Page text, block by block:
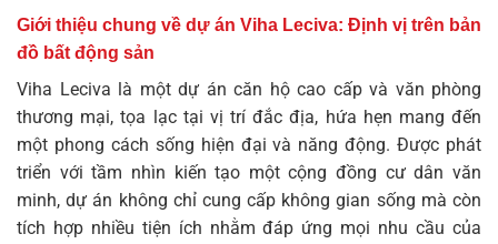
Giới thiệu chung về dự án Viha Leciva: Định vị trên bản
đồ bất động sản
Viha Leciva là một dự án căn hộ cao cấp và văn phòng
thương mại, tọa lạc tại vị trí đắc địa, hứa hẹn mang đến
một phong cách sống hiện đại và năng động. Được phát
triển với tầm nhìn kiến tạo một cộng đồng cư dân văn
minh, dự án không chỉ cung cấp không gian sống mà còn
tích hợp nhiều tiện ích nhằm đáp ứng mọi nhu cầu của